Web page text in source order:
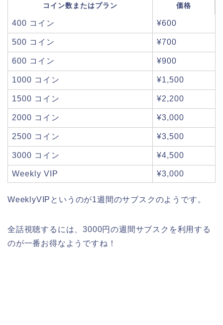
コイン数またはプラン 価格
400 コイン ¥600
500 コイン ¥700
600 コイン ¥900
1000 コイン ¥1,500
1500 コイン ¥2,200
2000 コイン ¥3,000
2500 コイン ¥3,500
3000 コイン ¥4,500
Weekly VIP ¥3,000
WeeklyVIPというのが1週間のサブスクのようです。
全話視聴するには、3000円の週間サブスクを利用する
のが一番お得なようですね！